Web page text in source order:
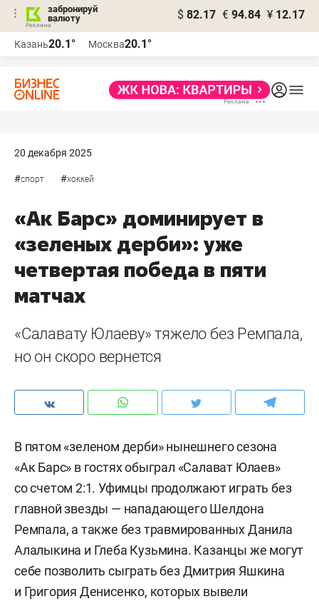
забронируй
валюту
$ 82.17 € 94.84 ¥ 12.17
Казань20.1° Москва20.1°
20 декабря 2025
#спорт #хоккей
«Ак Барс» доминирует в
«зеленых дерби»: уже
четвертая победа в пяти
матчах
«Салавату Юлаеву» тяжело без Ремпала,
но он скоро вернется
В пятом «зеленом дерби» нынешнего сезона
«Ак Барс» в гостях обыграл «Салават Юлаев»
со счетом 2:1. Уфимцы продолжают играть без
главной звезды — нападающего Шелдона
Ремпала, а также без травмированных Данила
Алалыкина и Глеба Кузьмина. Казанцы же могут
себе позволить сыграть без Дмитрия Яшкина
и Григория Денисенко, которых вывели